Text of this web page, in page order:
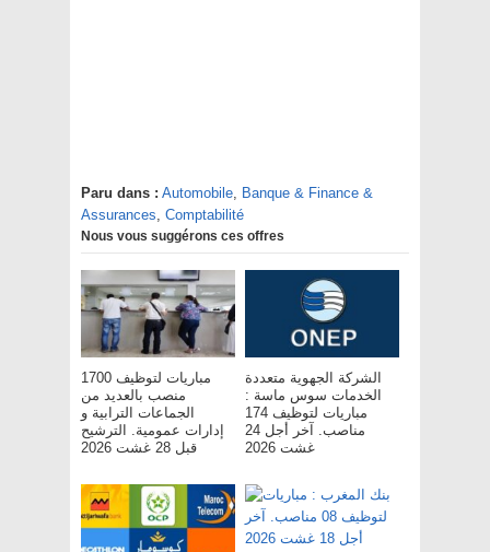
Paru dans : Automobile, Banque & Finance &
Assurances, Comptabilité
Nous vous suggérons ces offres
مباريات لتوظيف 1700
منصب بالعديد من
الجماعات الترابية و
إدارات عمومية. الترشيح
قبل 28 غشت 2026
الشركة الجهوية متعددة
الخدمات سوس ماسة :
مباريات لتوظيف 174
مناصب. آخر أجل 24
غشت 2026